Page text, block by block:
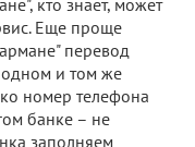
Еще проще
перевод
одном и том же
номер телефона
банке – не
заполняем